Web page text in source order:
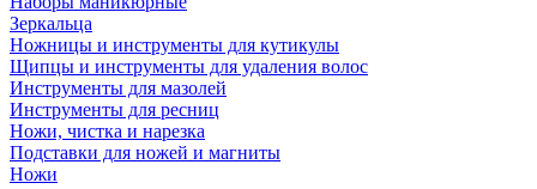
Зеркальца
Ножницы и инструменты для кутикулы
Щипцы и инструменты для удаления волос
Инструменты для мазолей
Инструменты для ресниц
Ножи, чистка и нарезка
Подставки для ножей и магниты
Ножи